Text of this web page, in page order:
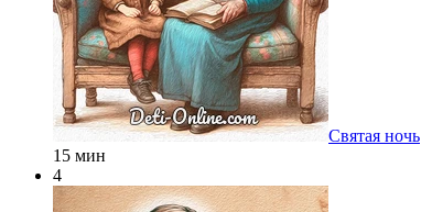
Святая ночь
15 мин
4